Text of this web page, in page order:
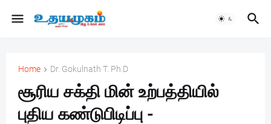
Home Dr. Gokulnath T. Ph.D
சூரிய சக்தி மின் உற்பத்தியில்
புதிய கண்டுபிடிப்பு -